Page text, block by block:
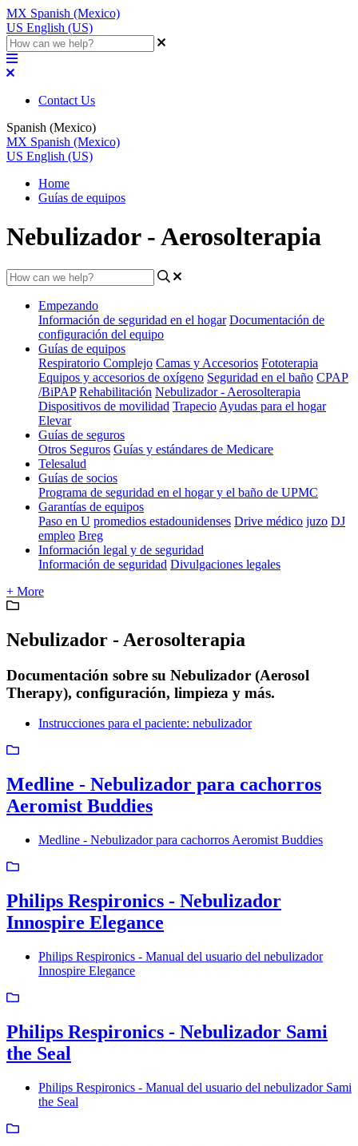
MX Spanish (Mexico)
US English (US)
Contact Us
Spanish (Mexico)
MX Spanish (Mexico)
US English (US)
Home
Guías de equipos
Nebulizador - Aerosolterapia
Empezando
Información de seguridad en el hogar Documentación de
configuración del equipo
Guías de equipos
Respiratorio Complejo Camas y Accesorios Fototerapia
Equipos y accesorios de oxígeno Seguridad en el baño CPAP
/BiPAP Rehabilitación Nebulizador - Aerosolterapia
Dispositivos de movilidad Trapecio Ayudas para el hogar
Elevar
Guías de seguros
Otros Seguros Guías y estándares de Medicare
Telesalud
Guías de socios
Programa de seguridad en el hogar y el baño de UPMC
Garantías de equipos
Paso en U promedios estadounidenses Drive médico juzo DJ
empleo Breg
Información legal y de seguridad
Información de seguridad Divulgaciones legales
+ More
Nebulizador - Aerosolterapia
Documentación sobre su Nebulizador (Aerosol
Therapy), configuración, limpieza y más.
Instrucciones para el paciente: nebulizador
Medline - Nebulizador para cachorros
Aeromist Buddies
Medline - Nebulizador para cachorros Aeromist Buddies
Philips Respironics - Nebulizador
Innospire Elegance
Philips Respironics - Manual del usuario del nebulizador
Innospire Elegance
Philips Respironics - Nebulizador Sami
the Seal
Philips Respironics - Manual del usuario del nebulizador Sami
the Seal